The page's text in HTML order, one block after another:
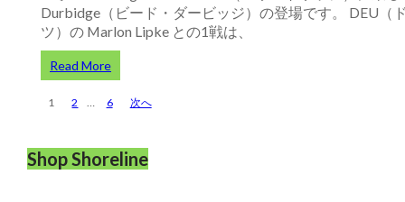
Durbidge（ビード・ダービッジ）の登場です。 DEU（
ツ）の Marlon Lipke との1戦は、
Read More
投
の
ペ
1 2 … 6 次へ
Shop Shoreline